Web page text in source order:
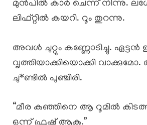
മുൻപിൽ കാർ ചെന്ന് നിന്നു.
ലിഫ്റ്റിൽ കയറി. റൂം തുറന്നു.
അവൾ ചുറ്റും കണ്ണോടിച്ചു. ഏട്ടൻ
വൃത്തിയാക്കിയൊക്കി
ചു*ണ്ടിൽ പുഞ്ചിരി.
“മീര കുഞ്ഞിനെ ആ റൂമിൽ
ഒന്ന് ഫ്രഷ് ആകു.”